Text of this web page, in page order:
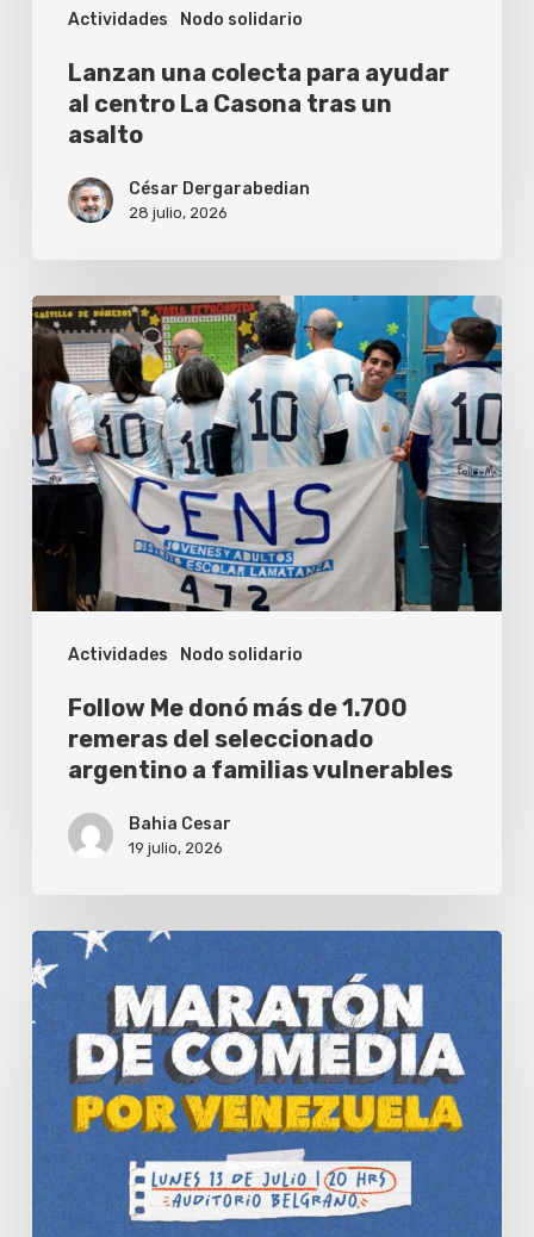
Actividades Nodo solidario
asalto
Lanzan una colecta para ayudar
al centro La Casona tras un
asalto
César Dergarabedian
28 julio, 2026
Actividades Nodo solidario
Follow
donó
más
de
remeras
del
seleccionado
argentino
familias
vulnerables
Follow Me donó más de 1.700
remeras del seleccionado
argentino a familias vulnerables
Bahia Cesar
19 julio, 2026
Teatro
solidario
en
Buenos
Aires: